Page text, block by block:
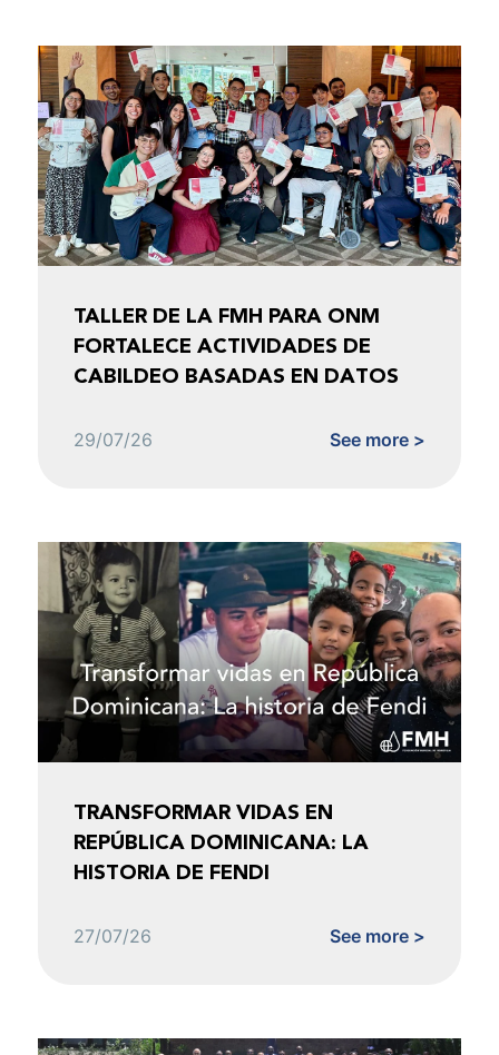
TALLER DE LA FMH PARA ONM
FORTALECE ACTIVIDADES DE
CABILDEO BASADAS EN DATOS
29/07/26 See more >
TRANSFORMAR VIDAS EN
REPÚBLICA DOMINICANA: LA
HISTORIA DE FENDI
27/07/26 See more >